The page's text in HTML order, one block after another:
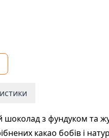
шоколад з фундуком та
какао бобів і